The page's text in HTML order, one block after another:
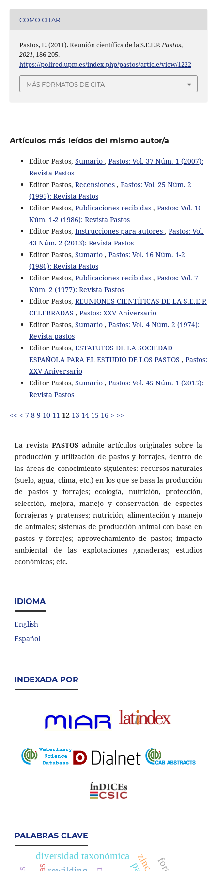
CÓMO CITAR
Pastos, E. (2011). Reunión científica de la S.E.E.P.Pastos,
2021, 186-205.
https://polired.upm.es/index.php/pastos/article/view/1222
MÁS FORMATOS DE CITA
Artículos más leídos del mismo autor/a
Editor Pastos, Sumario , Pastos: Vol. 37 Núm. 1 (2007):
Revista Pastos
Editor Pastos, Recensiones , Pastos: Vol. 25 Núm. 2
(1995): Revista Pastos
Editor Pastos, Publicaciones recibidas , Pastos: Vol. 16
Núm. 1-2 (1986): Revista Pastos
Editor Pastos, Instrucciones para autores , Pastos: Vol.
43 Núm. 2 (2013): Revista Pastos
Editor Pastos, Sumario , Pastos: Vol. 16 Núm. 1-2
(1986): Revista Pastos
Editor Pastos, Publicaciones recibidas , Pastos: Vol. 7
Núm. 2 (1977): Revista Pastos
Editor Pastos, REUNIONES CIENTÍFICAS DE LA S.E.E.P.
CELEBRADAS , Pastos: XXV Aniversario
Editor Pastos, Sumario , Pastos: Vol. 4 Núm. 2 (1974):
Revista pastos
Editor Pastos, ESTATUTOS DE LA SOCIEDAD
ESPAÑOLA PARA EL ESTUDIO DE LOS PASTOS , Pastos:
XXV Aniversario
Editor Pastos, Sumario , Pastos: Vol. 45 Núm. 1 (2015):
Revista Pastos
<< < 7 8 9 10 11 12 13 14 15 16 > >>
La revista PASTOS admite artículos originales sobre la
producción y utilización de pastos y forrajes, dentro de
las áreas de conocimiento siguientes: recursos naturales
(suelo, agua, clima, etc.) en los que se basa la producción
de pastos y forrajes; ecología, nutrición, protección,
selección, mejora, manejo y conservación de especies
forrajeras y pratenses; nutrición, alimentación y manejo
de animales; sistemas de producción animal con base en
pastos y forrajes; aprovechamiento de pastos; impacto
ambiental de las explotaciones ganaderas; estudios
económicos; etc.
IDIOMA
English
Español
INDEXADA POR
PALABRAS CLAVE
diversidad taxonómica